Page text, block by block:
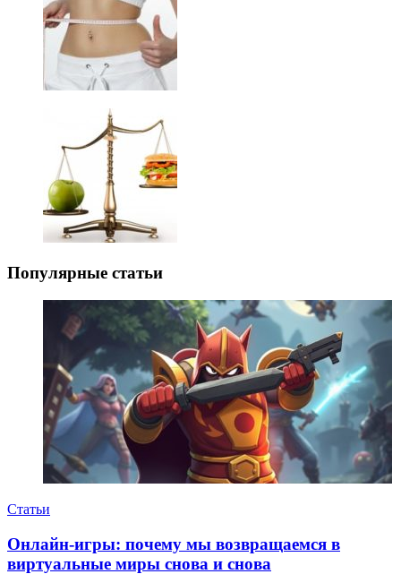
Популярные статьи
Статьи
Онлайн-игры: почему мы возвращаемся в
виртуальные миры снова и снова